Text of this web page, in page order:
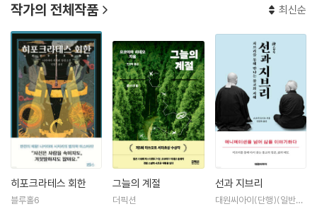
로의 『SOS 원숭이』, 『바이, 바이, 블랙버드』, 누마타 마호카루의 『유리고
코로』, 『9월이 영원히 계속되면』, 야쿠마루 가쿠의 『데스 미션』, 히가시야
마 아키라의 『내가 죽인 사람 나를 죽인 사람』 고바야시 야스미의 『분리된
기억의 세계』 신카이 마코토의 『날씨의 아이』등이 있다.
작가의 전체작품 최신순
히포크라테스 회한
블루홀6
그늘의 계절
더픽션
선과 지브리
대원씨아이(단행)(일반